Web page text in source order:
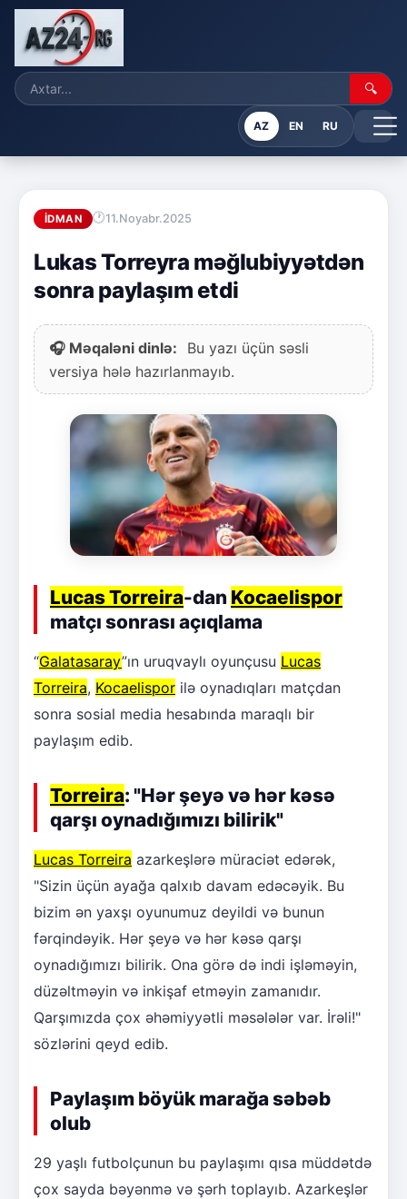
🔍
AZ EN RU
İDMAN 11.Noyabr.2025
Lukas Torreyra məğlubiyyətdən
sonra paylaşım etdi
🎧 Məqaləni dinlə:
Bu yazı üçün səsli
versiya hələ hazırlanmayıb.
Lucas Torreira-dan Kocaelispor
matçı sonrası açıqlama
“Galatasaray”ın uruqvaylı oyunçusu Lucas
Torreira, Kocaelispor ilə oynadıqları matçdan
sonra sosial media hesabında maraqlı bir
paylaşım edib.
Torreira: "Hər şeyə və hər kəsə
qarşı oynadığımızı bilirik"
Lucas Torreira azarkeşlərə müraciət edərək,
"Sizin üçün ayağa qalxıb davam edəcəyik. Bu
bizim ən yaxşı oyunumuz deyildi və bunun
fərqindəyik. Hər şeyə və hər kəsə qarşı
oynadığımızı bilirik. Ona görə də indi işləməyin,
düzəltməyin və inkişaf etməyin zamanıdır.
Qarşımızda çox əhəmiyyətli məsələlər var. İrəli!"
sözlərini qeyd edib.
Paylaşım böyük marağa səbəb
olub
29 yaşlı futbolçunun bu paylaşımı qısa müddətdə
çox sayda bəyənmə və şərh toplayıb. Azarkeşlər